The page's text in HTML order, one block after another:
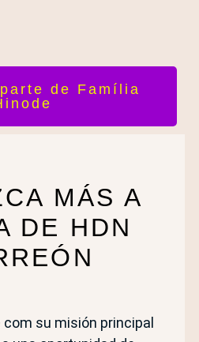
de Família
MÁS A
DE HDN
su misión principal